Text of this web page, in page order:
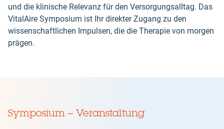
und die klinische Relevanz für den Versorgungsalltag. Das
VitalAire Symposium ist Ihr direkter Zugang zu den
wissenschaftlichen Impulsen, die die Therapie von morgen
prägen.
Symposium – Veranstaltung